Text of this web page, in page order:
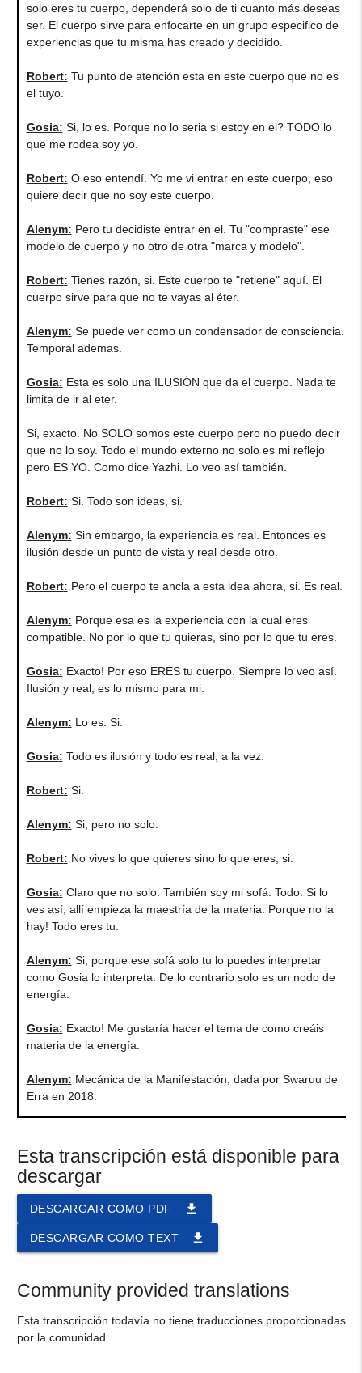
solo eres tu cuerpo, dependerá solo de ti cuanto más deseas
ser. El cuerpo sirve para enfocarte en un grupo especifico de
experiencias que tu misma has creado y decidido.
Robert: Tu punto de atención esta en este cuerpo que no es
el tuyo.
Gosia: Si, lo es. Porque no lo seria si estoy en el? TODO lo
que me rodea soy yo.
Robert: O eso entendí. Yo me vi entrar en este cuerpo, eso
quiere decir que no soy este cuerpo.
Alenym: Pero tu decidiste entrar en el. Tu "compraste" ese
modelo de cuerpo y no otro de otra "marca y modelo".
Robert: Tienes razón, si. Este cuerpo te "retiene" aquí. El
cuerpo sirve para que no te vayas al éter.
Alenym: Se puede ver como un condensador de consciencia.
Temporal ademas.
Gosia: Esta es solo una ILUSIÓN que da el cuerpo. Nada te
limita de ir al eter.
Si, exacto. No SOLO somos este cuerpo pero no puedo decir
que no lo soy. Todo el mundo externo no solo es mi reflejo
pero ES YO. Como dice Yazhi. Lo veo así también.
Robert: Si. Todo son ideas, si.
Alenym: Sin embargo, la experiencia es real. Entonces es
ilusión desde un punto de vista y real desde otro.
Robert: Pero el cuerpo te ancla a esta idea ahora, si. Es real.
Alenym: Porque esa es la experiencia con la cual eres
compatible. No por lo que tu quieras, sino por lo que tu eres.
Gosia: Exacto! Por eso ERES tu cuerpo. Siempre lo veo así.
Ilusión y real, es lo mismo para mi.
Alenym: Lo es. Si.
Gosia: Todo es ilusión y todo es real, a la vez.
Robert: Si.
Alenym: Si, pero no solo.
Robert: No vives lo que quieres sino lo que eres, si.
Gosia: Claro que no solo. También soy mi sofá. Todo. Si lo
ves así, allí empieza la maestría de la materia. Porque no la
hay! Todo eres tu.
Alenym: Si, porque ese sofá solo tu lo puedes interpretar
como Gosia lo interpreta. De lo contrario solo es un nodo de
energía.
Gosia: Exacto! Me gustaría hacer el tema de como creáis
materia de la energía.
Alenym: Mecánica de la Manifestación, dada por Swaruu de
Erra en 2018.
Esta transcripción está disponible para
descargar
file_download
DESCARGAR COMO PDF
file_download
DESCARGAR COMO TEXT
Community provided translations
Esta transcripción todavía no tiene traducciones proporcionadas
por la comunidad